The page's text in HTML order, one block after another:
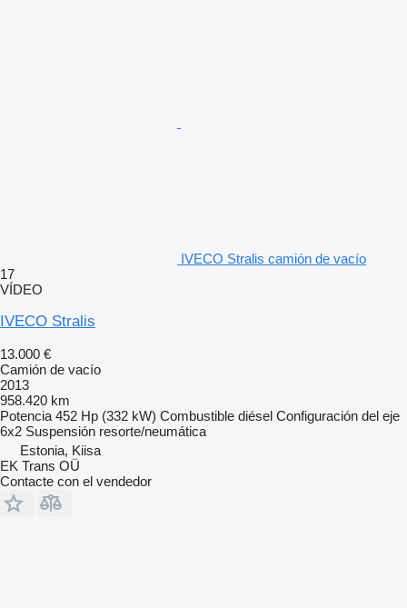
IVECO Stralis camión de vacío
17
VÍDEO
IVECO Stralis
13.000 €
Camión de vacío
2013
958.420 km
Potencia 452 Hp (332 kW) Combustible diésel Configuración del eje
6x2 Suspensión resorte/neumática
Estonia, Kiisa
EK Trans OÜ
Contacte con el vendedor